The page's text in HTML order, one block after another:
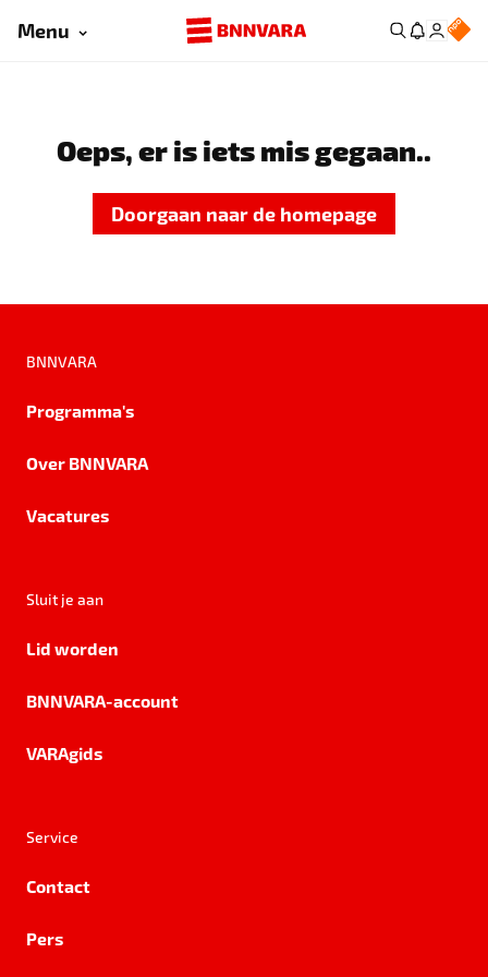
Menu
Oeps, er is iets mis gegaan..
Doorgaan naar de homepage
BNNVARA
Programma's
Over BNNVARA
Vacatures
Sluit je aan
Lid worden
BNNVARA-account
VARAgids
Service
Contact
Pers